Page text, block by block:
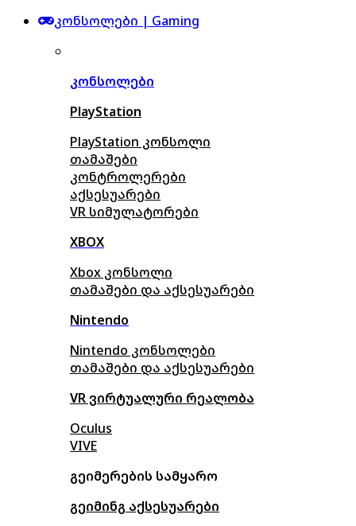
კონსოლები | Gaming
კონსოლები
PlayStation
PlayStation კონსოლი
თამაშები
კონტროლერები
აქსესუარები
VR სიმულატორები
XBOX
Xbox კონსოლი
თამაშები და აქსესუარები
Nintendo
Nintendo კონსოლები
თამაშები და აქსესუარები
VR ვირტუალური რეალობა
Oculus
VIVE
გეიმერების სამყარო
გეიმინგ აქსესუარები